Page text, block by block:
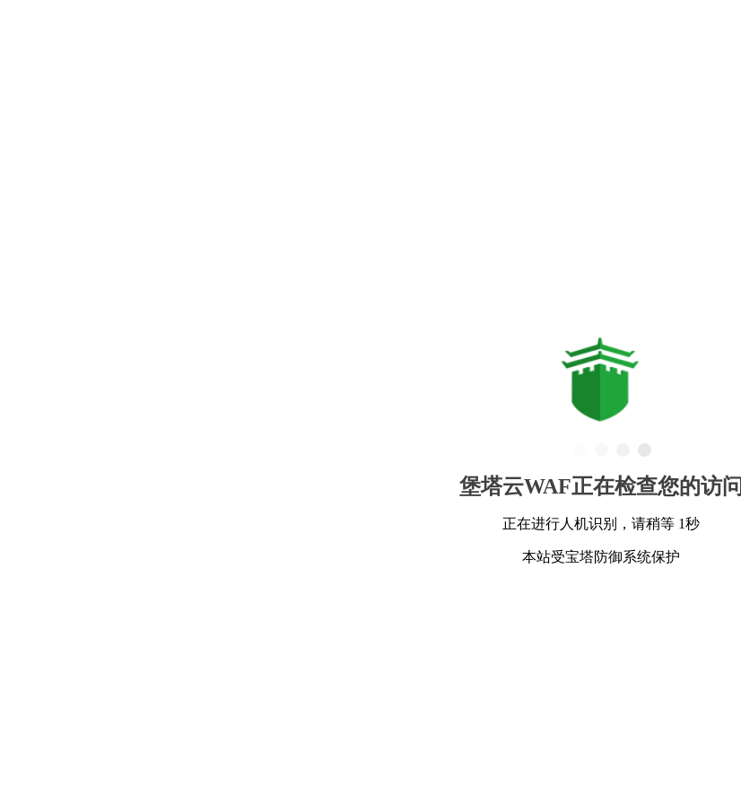
堡塔云WAF正在检查您的访问
正在进行人机识别，请稍等 1秒
本站受宝塔防御系统保护